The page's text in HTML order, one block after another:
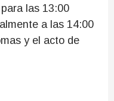
las 13:00
a las 14:00
y el acto de